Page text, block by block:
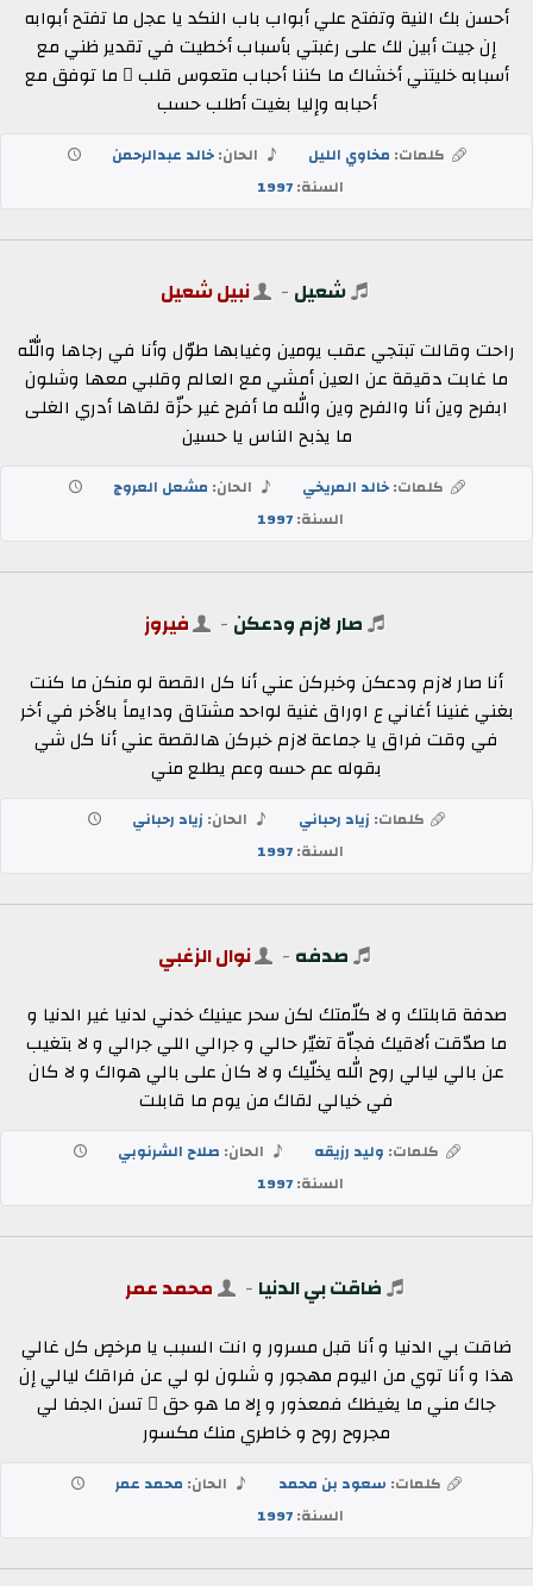
أحسن بك النية وتفتح علي أبواب باب النكد يا عجل ما تفتح أبوابه
إن جيت أبين لك على رغبتي بأسباب أخطيت في تقدير ظني مع
أسبابه خليتني أخشاك ما كننا أحباب متعوس قلب ٍ ما توفق مع
أحبابه وإليا بغيت أطلب حسب
كلمات: مخاوي الليل الحان:خالد عبدالرحمن
السنة:1997
شعيل - نبيل شعيل
راحت وقالت تبتجي عقب يومين وغيابها طوّل وأنا في رجاها واللّه
ما غابت دقيقة عن العين أمشي مع العالم وقلبي معها وشلون
ابفرح وين أنا والفرح وين والله ما أفرح غير حزّة لقاها أدري الغلى
ما يذبح الناس يا حسين
كلمات:خالد المريخي الحان: مشعل العروج
السنة:1997
صار لازم ودعكن - فيروز
أنا صار لازم ودعكن وخبركن عني أنا كل القصة لو منكن ما كنت
بغني غنينا أغاني ع اوراق غنية لواحد مشتاق ودايماً بالأخر في أخر
في وقت فراق يا جماعة لازم خبركن هالقصة عني أنا كل شي
بقوله عم حسه وعم يطلع مني
كلمات: زياد رحباني الحان: زياد رحباني
السنة:1997
صدفه - نوال الزغبي
صدفة قابلتك و لا كلّمتك لكن سحر عينيك خدني لدنيا غير الدنيا و
ما صدّقت ألاقيك فجاّة تغيّر حالي و جرالي اللي جرالي و لا بتغيب
عن بالي ليالي روح الله يخلّيك و لا كان على بالي هواك و لا كان
في خيالي لقاك من يوم ما قابلت
كلمات: وليد رزيقه الحان: صلاح الشرنوبي
السنة:1997
ضاقت بي الدنيا - محمد عمر
ضاقت بي الدنيا و أنا قبل مسرور و انت السبب يا مرخصٍ كل غالي
هذا و أنا توي من اليوم مهجور و شلون لو لي عن فراقك ليالي إن
جاك مني ما يغيظك فمعذور و إلا ما هو حق ٍ تسن الجفا لي
مجروح روح و خاطري منك مكسور
كلمات: سعود بن محمد الحان: محمد عمر
السنة:1997